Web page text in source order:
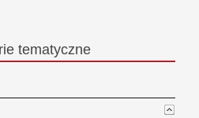
tematyczne